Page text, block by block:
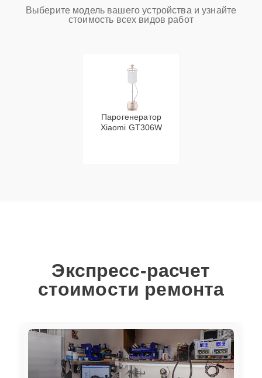
Выберите модель вашего устройства и узнайте
стоимость всех видов работ
Парогенератор
Xiaomi GT306W
Экспресс-расчет
стоимости ремонта